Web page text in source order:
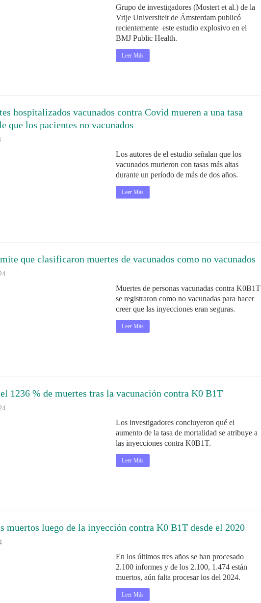
Grupo de investigadores (Mostert et al.) de la
Vrije Universiteit de Ámsterdam publicó
recientemente este estudio explosivo en el
BMJ Public Health.
Leer Más
hospitalizados vacunados contra Covid mueren a una tasa
que los pacientes no vacunados
Los autores de el estudio señalan que los
vacunados murieron con tasas más altas
durante un período de más de dos años.
Leer Más
que clasificaron muertes de vacunados como no vacunados
Muertes de personas vacunadas contra K0B1T
se registraron como no vacunadas para hacer
creer que las inyecciones eran seguras.
Leer Más
1236 % de muertes tras la vacunación contra K0 B1T
Los investigadores concluyeron qué el
aumento de la tasa de mortalidad se atribuye a
las inyecciones contra K0B1T.
Leer Más
muertos luego de la inyección contra K0 B1T desde el 2020
En los últimos tres años se han procesado
2.100 informes y de los 2.100, 1.474 están
muertos, aún falta procesar los del 2024.
Leer Más